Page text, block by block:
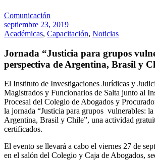
Comunicación
septiembre 23, 2019
Académicas, Capacitación, Noticias
Jornada “Justicia para grupos
perspectiva de Argentina, Brasil y
El Instituto de Investigaciones Jurídicas y
Magistrados y Funcionarios de Salta junto al
Procesal del Colegio de Abogados y
la jornada “Justicia para grupos vulnerables:
Argentina, Brasil y Chile”, una actividad
certificados.
El evento se llevará a cabo el viernes 27 de
en el salón del Colegio y Caja de Abogados,